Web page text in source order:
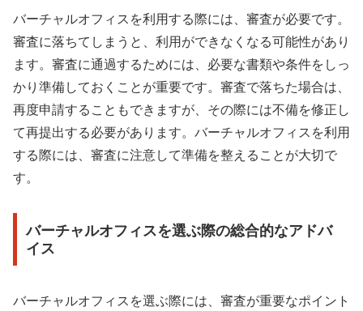
バーチャルオフィスを利用する際には、審査が必要です。
審査に落ちてしまうと、利用ができなくなる可能性があり
ます。審査に通過するためには、必要な書類や条件をしっ
かり準備しておくことが重要です。審査で落ちた場合は、
再度申請することもできますが、その際には不備を修正し
て再提出する必要があります。バーチャルオフィスを利用
する際には、審査に注意して準備を整えることが大切で
す。
バーチャルオフィスを選ぶ際の総合的なアドバ
イス
バーチャルオフィスを選ぶ際には、審査が重要なポイント